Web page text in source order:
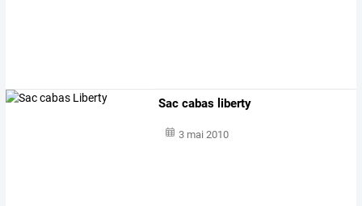
Sac cabas liberty
3 mai 2010